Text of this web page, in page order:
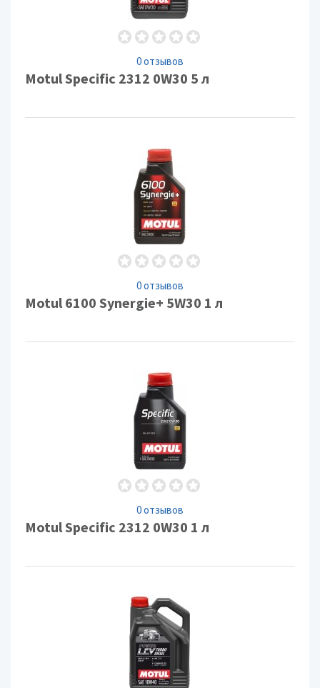
0 отзывов
Motul Specific 2312 0W30 5 л
0 отзывов
Motul 6100 Synergie+ 5W30 1 л
0 отзывов
Motul Specific 2312 0W30 1 л